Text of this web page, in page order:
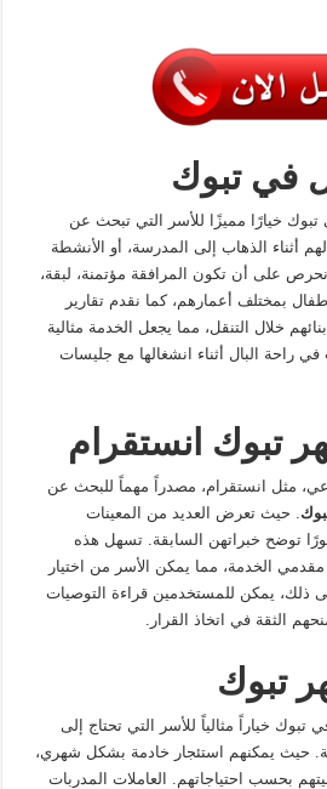
في تبوك
خيارًا مميزًا للأسر التي تبحث عن
الذهاب إلى المدرسة، أو الأنشطة
نحرص على أن تكون المرافقة مؤتمنة، لبقة،
بمختلف أعمارهم، كما نقدم تقارير
خلال التنقل، مما يجعل الخدمة مثالية
في راحة البال أثناء انشغالها مع جليسات
تبوك انستقرام
مثل انستقرام، مصدراً مهماً للبحث عن
. حيث تعرض العديد من المعينات
توضح خبراتهن السابقة. تسهل هذه
مقدمي الخدمة، مما يمكن الأسر من اختيار
ذلك، يمكن للمستخدمين قراءة التوصيات
الثقة في اتخاذ القرار.
تبوك
تبوك خياراً مثالياً للأسر التي تحتاج إلى
حيث يمكنهم استئجار خادمة بشكل شهري،
بحسب احتياجاتهم. العاملات المدربات